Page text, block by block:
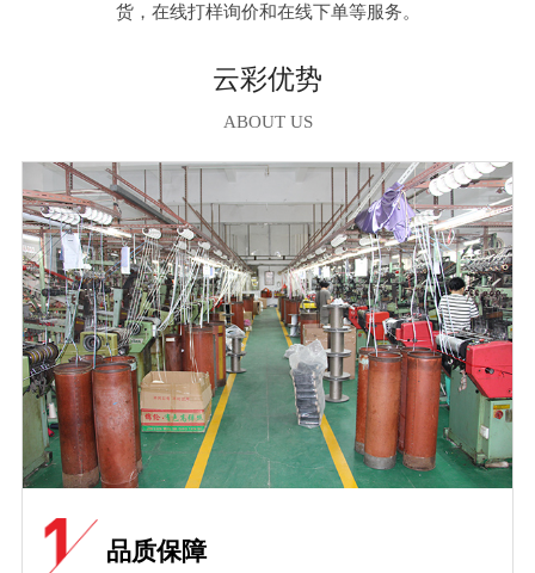
货，在线打样询价和在线下单等服务。
云彩优势
ABOUT US
品质保障